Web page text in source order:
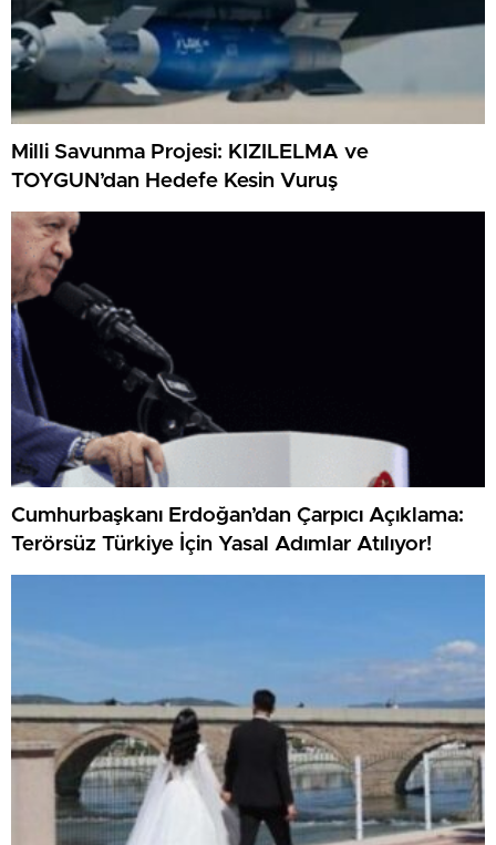
Milli Savunma Projesi: KIZILELMA ve
TOYGUN’dan Hedefe Kesin Vuruş
Cumhurbaşkanı Erdoğan’dan Çarpıcı Açıklama:
Terörsüz Türkiye İçin Yasal Adımlar Atılıyor!